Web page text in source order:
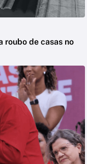
roubo de casas no